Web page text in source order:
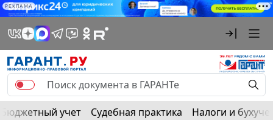
РЕКЛАМА
Бюджетный учет Судебная практика Налоги и